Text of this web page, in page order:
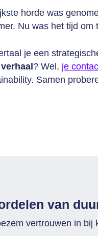
horde was
Nu was het tijd
je een
? Wel, je
Samen
van
vertrouwen in bij